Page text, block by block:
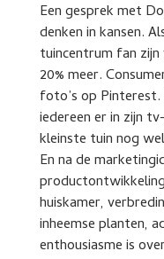
Een gesprek met
denken in kansen.
tuincentrum fan
20% meer.
foto’s op
iedereen er in zijn
kleinste tuin nog
En na de
huiskamer,
inheemse planten,
enthousiasme is